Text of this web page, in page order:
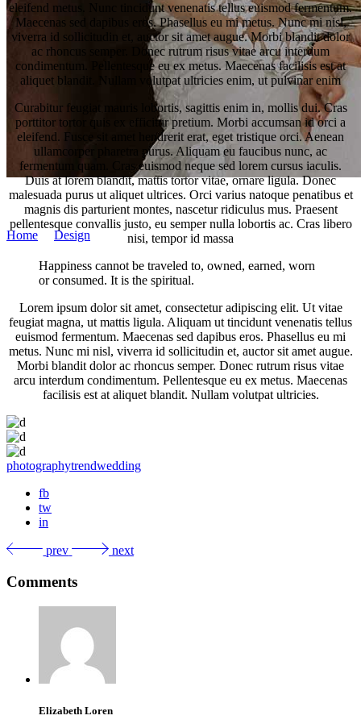
Martin Németh
Home Design Real Inspiration
eleifend metus. Nunc tincidunt venenatis tellus euismod fermentum.
Maecenas sed dapibus eros. Phasellus eu mi metus. Nunc mi nisl,
viverra id sollicitudin et, auctor sit amet augue. Morbi blandit dolor
ac rhoncus semper. Donec rutrum risus vitae arcu interdum
condimentum. Pellentesque eu ex metus. Maecenas facilisis est at
aliquet blandit. Nullam volutpat ultricies enim, ut pulvinar enim
Curabitur feugiat mauris lobortis, sagittis enim in, mollis dui. Cras
porttitor tortor quis ex efficitur pretium. Morbi accumsan id orci a
eleifend. Fusce sit amet hendrerit erat, eget tristique orci. Aenean
ullamcorper pharetra purus. Aliquam eu faucibus nunc, ac
fermentum quam. Cras euismod neque sed lorem cursus iaculis.
Duis at lorem blandit, mattis tortor vitae, ornare ligula. Donec
malesuada purus ut aliquet ultrices. Orci varius natoque penatibus et
magnis dis parturient montes, nascetur ridiculus mus. Praesent
pellentesque convallis justo, eu semper nulla lobortis ac. Cras libero
nisi, tempor id massa
Happiness cannot be traveled to, owned, earned, worn
or consumed. It is the spiritual.
Lorem ipsum dolor sit amet, consectetur adipiscing elit. Ut vitae
feugiat magna, ut mattis ligula. Aliquam ut tincidunt venenatis tellus
euismod fermentum. Maecenas sed dapibus eros. Phasellus eu mi
metus. Nunc mi nisl, viverra id sollicitudin et, auctor sit amet augue.
Morbi blandit dolor ac rhoncus semper. Donec rutrum risus vitae
arcu interdum condimentum. Pellentesque eu ex metus. Maecenas
facilisis est at aliquet blandit. Nullam volutpat ultricies.
photographytrendwedding
fb
tw
in
prev next
Comments
Elizabeth Loren